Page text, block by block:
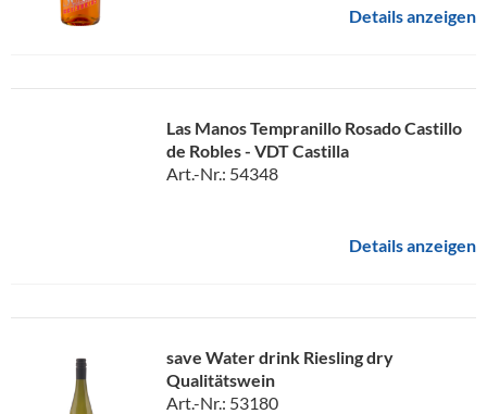
Details anzeigen
Las Manos Tempranillo Rosado Castillo
de Robles - VDT Castilla
Art.-Nr.: 54348
Details anzeigen
save Water drink Riesling dry
Qualitätswein
Art.-Nr.: 53180